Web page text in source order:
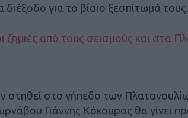
διέξοδο για το βίαιο ξεσπίτωμά τους.
στηθεί στο γήπεδο των
Γιάννης Κόκουρας θα γίνει